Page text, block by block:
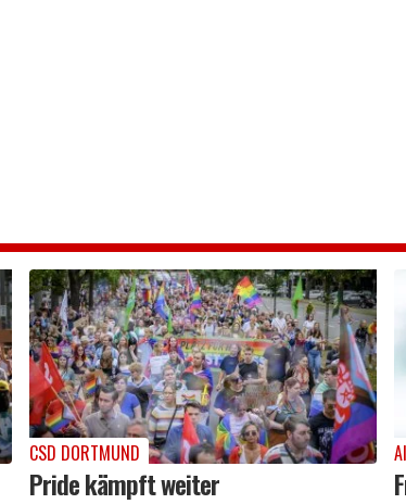
CSD DORTMUND
Pride kämpft weiter